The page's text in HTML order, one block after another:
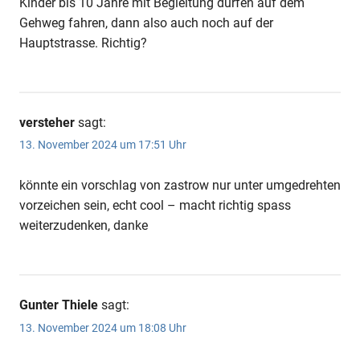
Gehweg fahren, dann also auch noch auf der
Hauptstrasse. Richtig?
versteher sagt:
13. November 2024 um 17:51 Uhr
könnte ein vorschlag von zastrow nur unter umgedrehten
vorzeichen sein, echt cool – macht richtig spass
weiterzudenken, danke
Gunter Thiele sagt:
13. November 2024 um 18:08 Uhr